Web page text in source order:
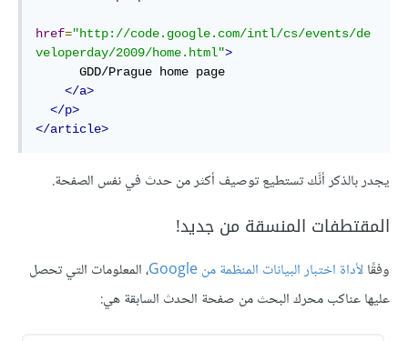
href="http://code.google.com/intl/cs/events/de
veloperday/2009/home.html">
</a>
</p>
</article>
يجدر بالذكر أنَّك تستطيع توصيف أكثر من حدث في نفس الصفحة.
المقتطفات المنسقة من جديد!
وفقًالأداة اختبار البيانات المنظمة من Google
، المعلومات التي تحصل
عليها عناكب محرك البحث من صفحة الحدث السابقة هي: